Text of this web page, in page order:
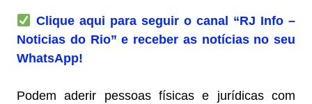
Clique aqui para seguir o canal “RJ Info –
Noticias do Rio” e receber as notícias no seu
WhatsApp!
Podem aderir pessoas físicas e jurídicas com